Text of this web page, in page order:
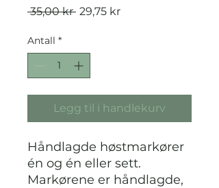
35,00 kr Vanlig
29,75 krSalgspris
Antall *
Legg til i handlekurv
Håndlagde høstmarkører
én og én eller sett.
Markørene er håndlagde,